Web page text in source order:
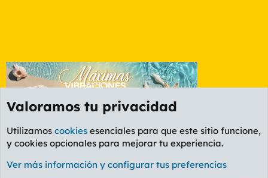
Foro General
Cookies
PL OLDSTYLE AMARILLO
Valoramos tu privacidad
Utilizamos cookies esenciales para que este sitio funcione,
y cookies opcionales para mejorar tu experiencia.
Ver más información y configurar tus preferencias